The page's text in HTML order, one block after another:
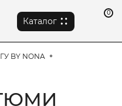
Каталог
0
BY NONA